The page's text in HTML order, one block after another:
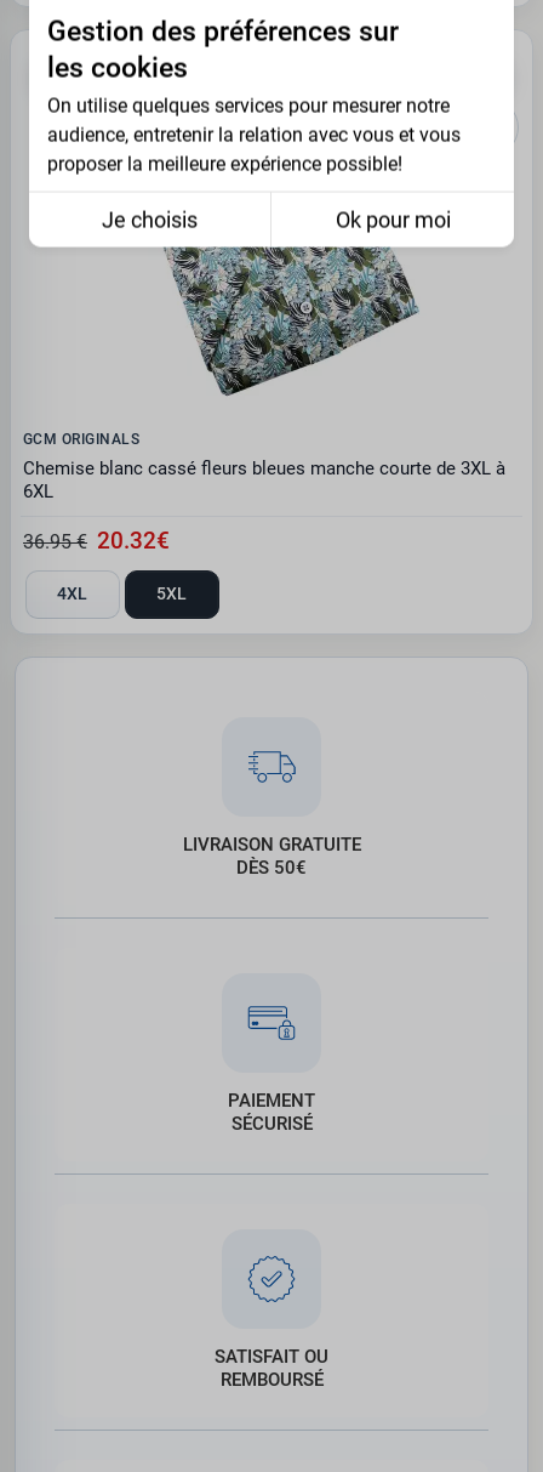
OUTLET
GCM ORIGINALS
Chemise blanc cassé fleurs bleues manche courte de 3XL à
6XL
36.95 € 20.32€
4XL 5XL
LIVRAISON GRATUITE
DÈS 50€
PAIEMENT
SÉCURISÉ
SATISFAIT OU
REMBOURSÉ
Gestion des préférences sur
les cookies
On utilise quelques services pour mesurer notre
audience, entretenir la relation avec vous et vous
proposer la meilleure expérience possible!
Je choisis Ok pour moi